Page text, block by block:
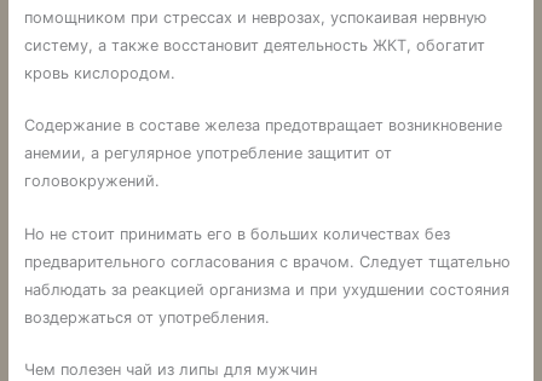
помощником при стрессах и неврозах, успокаивая нервную
систему, а также восстановит деятельность ЖКТ, обогатит
кровь кислородом.
Содержание в составе железа предотвращает возникновение
анемии, а регулярное употребление защитит от
головокружений.
Но не стоит принимать его в больших количествах без
предварительного согласования с врачом. Следует тщательно
наблюдать за реакцией организма и при ухудшении состояния
воздержаться от употребления.
Чем полезен чай из липы для мужчин